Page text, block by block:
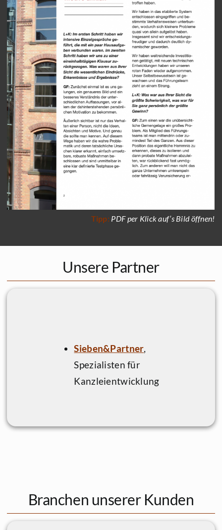
Tipp: PDF per Klick auf’s Bild öffnen!
Unsere Partner
Sieben&Partner,
Spezialisten für
Kanzleientwicklung
Branchen unserer Kunden